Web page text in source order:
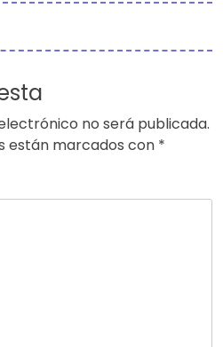
no será publicada.
están marcados con *